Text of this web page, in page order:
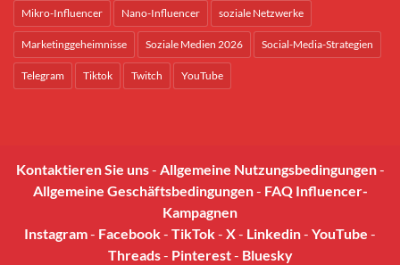
Mikro-Influencer Nano-Influencer soziale Netzwerke
Marketinggeheimnisse Soziale Medien 2026 Social-Media-Strategien
Telegram Tiktok Twitch YouTube
Kontaktieren Sie uns- Allgemeine Nutzungsbedingungen-
Allgemeine Geschäftsbedingungen- FAQ Influencer-
Kampagnen
Instagram- Facebook- TikTok- X- Linkedin- YouTube -
Threads- Pinterest- Bluesky